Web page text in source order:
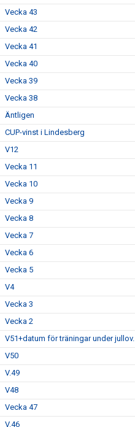
Vecka 43
Vecka 42
Vecka 41
Vecka 40
Vecka 39
Vecka 38
Äntligen
CUP-vinst i Lindesberg
V12
Vecka 11
Vecka 10
Vecka 9
Vecka 8
Vecka 7
Vecka 6
Vecka 5
V4
Vecka 3
Vecka 2
V51+datum för träningar under jullov.
V50
V.49
V48
Vecka 47
V.46